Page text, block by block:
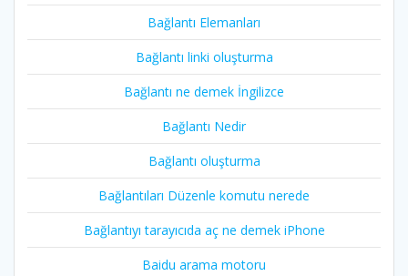
Bağlantı Elemanları
Bağlantı linki oluşturma
Bağlantı ne demek İngilizce
Bağlantı Nedir
Bağlantı oluşturma
Bağlantıları Düzenle komutu nerede
Bağlantıyı tarayıcıda aç ne demek iPhone
Baidu arama motoru